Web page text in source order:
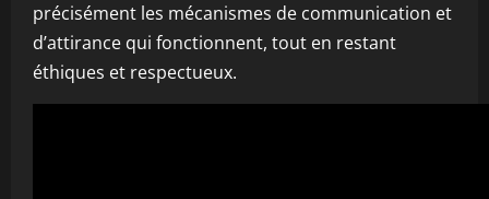
précisément les mécanismes de communication et
d’attirance qui fonctionnent, tout en restant
éthiques et respectueux.